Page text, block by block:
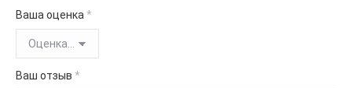
Ваша оценка *
Ваш отзыв *